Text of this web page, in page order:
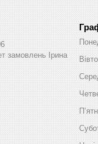
замовлень Ірина